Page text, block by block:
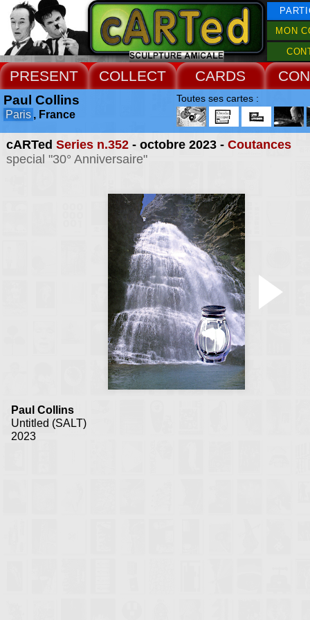
MON
PRESENT COLLECT CARDS
cARTed Series n.352- octobre 2023 - Coutances
special "30° Anniversaire"
Paul Collins
Untitled (SALT)
2023
Paul Collins
Paris , France
Toutes ses cartes :